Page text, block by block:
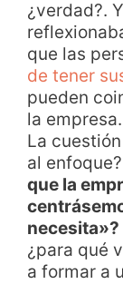
¿verdad?.
que las
de tener
pueden
la empresa.
La
al enfoque?
que la
necesita»?
¿para qué
a formar a